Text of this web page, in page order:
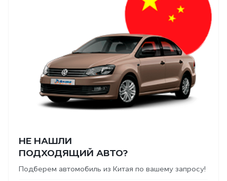
НЕ НАШЛИ
ПОДХОДЯЩИЙ АВТО?
Подберем автомобиль из Китая по вашему запросу!